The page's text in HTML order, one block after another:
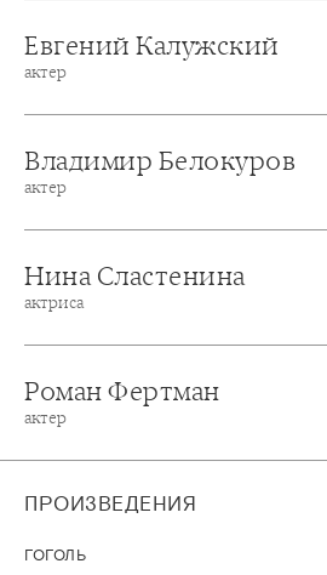
Евгений Калужский
актер
Владимир Белокуров
актер
Нина Сластенина
актриса
Роман Фертман
актер
ПРОИЗВЕДЕНИЯ
ГОГОЛЬ